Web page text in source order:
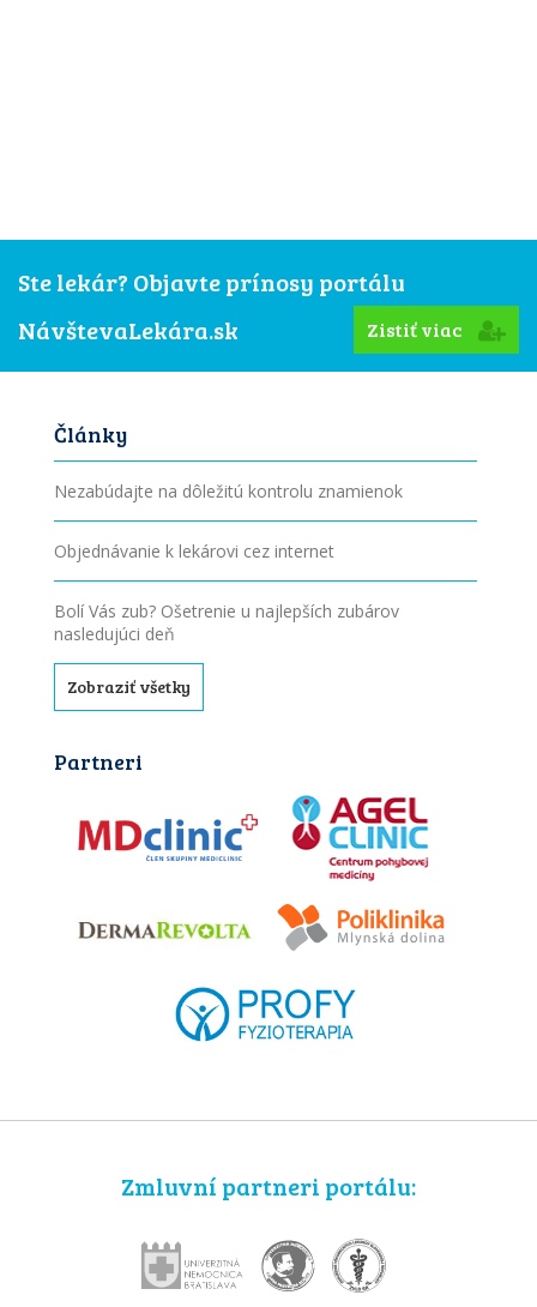
Ste lekár? Objavte prínosy portálu
NávštevaLekára.sk
Zistiť viac
Články
Nezabúdajte na dôležitú kontrolu znamienok
Objednávanie k lekárovi cez internet
Bolí Vás zub? Ošetrenie u najlepších zubárov
nasledujúci deň
Zobraziť všetky
Partneri
Zmluvní partneri portálu: